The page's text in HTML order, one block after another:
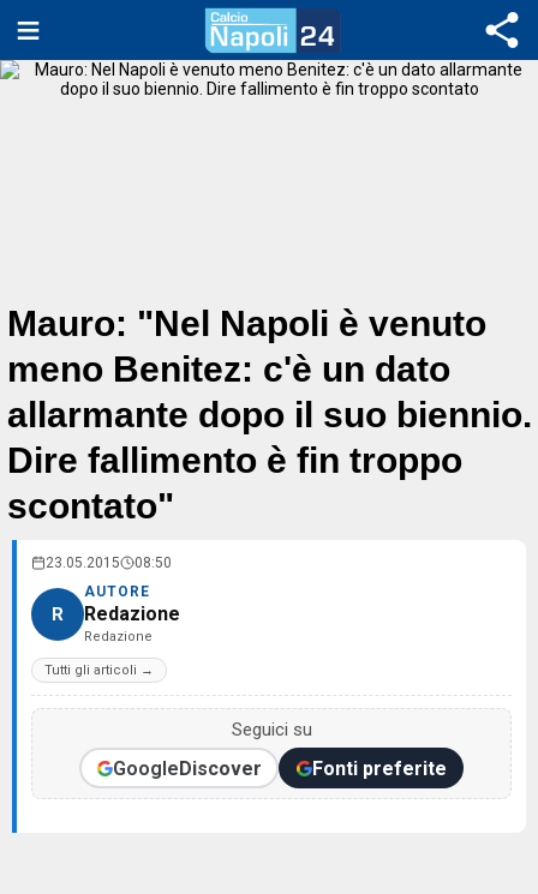
Mauro: "Nel Napoli è venuto
meno Benitez: c'è un dato
allarmante dopo il suo biennio.
Dire fallimento è fin troppo
scontato"
23.05.2015 08:50
R
AUTORE
Redazione
Redazione
Tutti gli articoli →
Seguici su
GoogleDiscover Fonti preferite